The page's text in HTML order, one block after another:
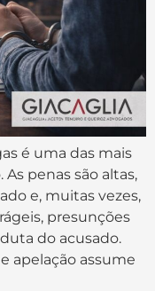
é uma das mais
penas são altas,
e, muitas vezes,
presunções
do acusado.
apelação assume